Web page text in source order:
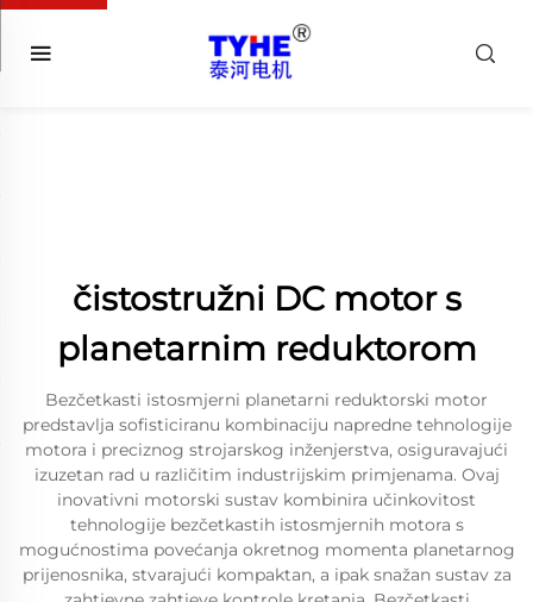
čistostružni DC motor s
planetarnim reduktorom
Bezčetkasti istosmjerni planetarni reduktorski motor
predstavlja sofisticiranu kombinaciju napredne tehnologije
motora i preciznog strojarskog inženjerstva, osiguravajući
izuzetan rad u različitim industrijskim primjenama. Ovaj
inovativni motorski sustav kombinira učinkovitost
tehnologije bezčetkastih istosmjernih motora s
mogućnostima povećanja okretnog momenta planetarnog
prijenosnika, stvarajući kompaktan, a ipak snažan sustav za